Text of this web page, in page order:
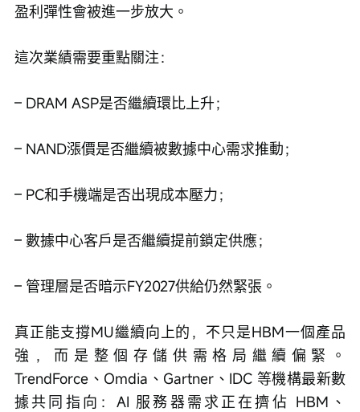
盈利彈性會被進一步放大。
這次業績需要重點關注：
– DRAM ASP是否繼續環比上升；
– NAND漲價是否繼續被數據中心需求推動；
– PC和手機端是否出現成本壓力；
– 數據中心客戶是否繼續提前鎖定供應；
– 管理層是否暗示FY2027供給仍然緊張。
真正能支撐MU繼續向上的，不只是HBM一個產品
強，而是整個存儲供需格局繼續偏緊。
TrendForce、Omdia、Gartner、IDC 等機構最新數
據共同指向：AI 服務器需求正在擠佔 HBM、